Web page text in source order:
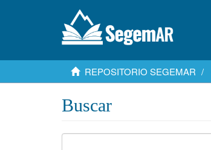
REPOSITORIO SEGEMAR
Buscar